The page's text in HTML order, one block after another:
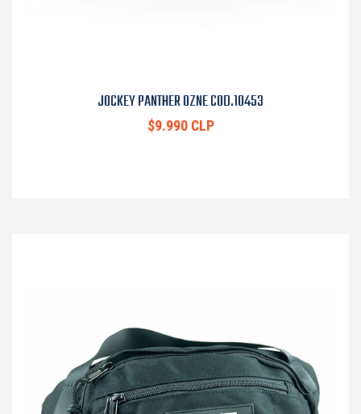
JOCKEY PANTHER OZNE COD.10453
$9.990 CLP